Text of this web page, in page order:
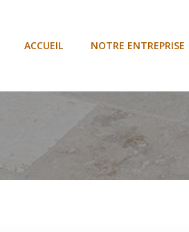
ACCUEIL NOTRE ENTREPRISE